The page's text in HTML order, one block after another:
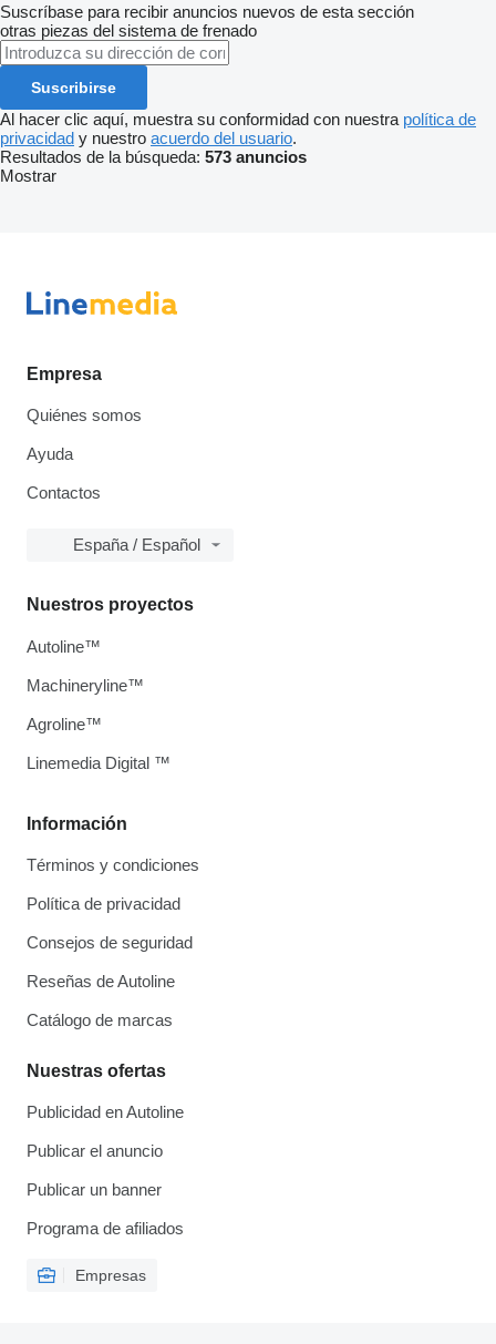
Suscríbase para recibir anuncios nuevos de esta sección
otras piezas del sistema de frenado
Suscribirse
Al hacer clic aquí, muestra su conformidad con nuestra política de
privacidad y nuestro acuerdo del usuario.
Resultados de la búsqueda: 573 anuncios
Mostrar
Empresa
Quiénes somos
Ayuda
Contactos
España / Español
Información
Términos y condiciones
Política de privacidad
Consejos de seguridad
Reseñas de Autoline
Catálogo de marcas
Nuestras ofertas
Publicidad en Autoline
Publicar el anuncio
Publicar un banner
Programa de afiliados
Empresas
Nuestros proyectos
Autoline™
Machineryline™
Agroline™
Linemedia Digital ™